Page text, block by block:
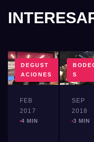
DEGUST
ACIONES
FEB
2017
4 MIN
S
SEP
2018
3 MIN